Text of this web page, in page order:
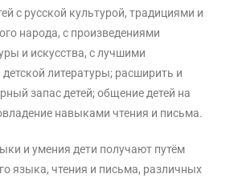
с русской культурой, традициями и
народа, с произведениями
и искусства, с лучшими
литературы; расширить и
запас детей; общение детей на
навыками чтения и письма.
и умения дети получают путём
языка, чтения и письма, различных